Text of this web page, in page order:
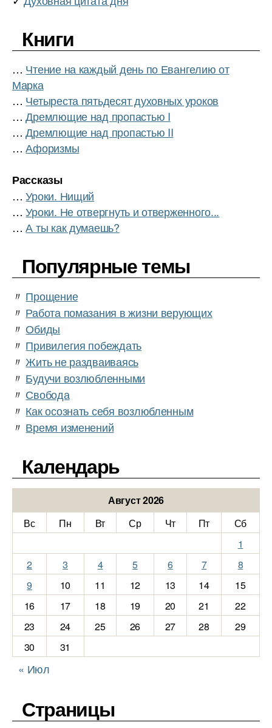
Книги
… Чтение на каждый день по Евангелию от
Марка
… Четыреста пятьдесят духовных уроков
…Дремлющие над пропастью I
…Дремлющие над пропастью II
…Афоризмы
Рассказы
…Уроки. Нищий
…Уроки. Не отвергнуть и отверженного...
…А ты как думаешь?
Популярные темы
〃 Прощение
〃 Работа помазания в жизни верующих
〃 Обиды
〃 Привилегия побеждать
〃Жить не раздваиваясь
〃 Будучи возлюбленными
〃 Свобода
〃 Как осознать себя возлюбленным
〃 Время изменений
Календарь
Август 2026
Вс
Пн Вт Ср Чт Пт
Сб
1
2
3 4 5 6 7
8
9
10 11 12 13 14
15
16
17 18 19 20 21
22
23
24 25 26 27 28
29
30
31
« Июл
Страницы